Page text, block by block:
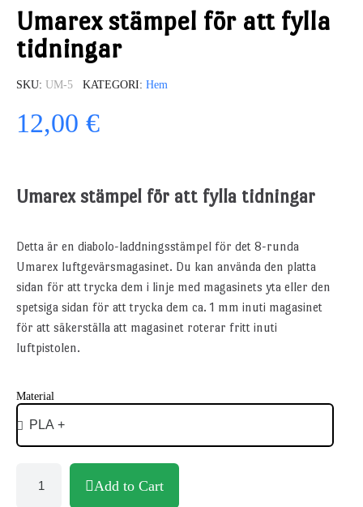
Umarex stämpel för att fylla
tidningar
SKU UM-5 KATEGORI Hem
12,00 €
Umarex stämpel för att fylla tidningar
Detta är en diabolo-laddningsstämpel för det 8-runda
Umarex luftgevärsmagasinet. Du kan använda den platta
sidan för att trycka dem i linje med magasinets yta eller den
spetsiga sidan för att trycka dem ca. 1 mm inuti magasinet
för att säkerställa att magasinet roterar fritt inuti
luftpistolen.
Material
Add to Cart